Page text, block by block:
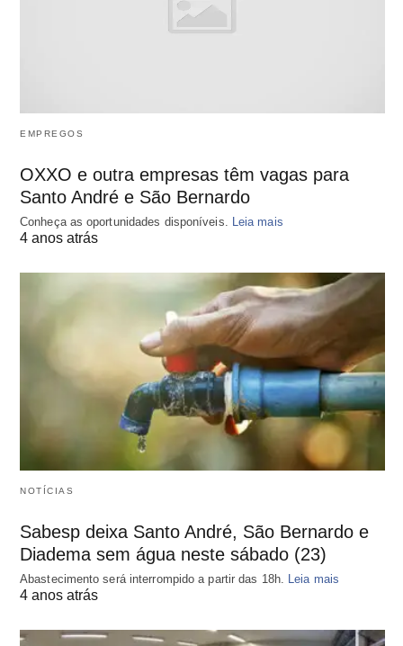
EMPREGOS
OXXO e outra empresas têm vagas para
Santo André e São Bernardo
Conheça as oportunidades disponíveis. Leia mais
4 anos atrás
NOTÍCIAS
Sabesp deixa Santo André, São Bernardo e
Diadema sem água neste sábado (23)
Abastecimento será interrompido a partir das 18h. Leia mais
4 anos atrás